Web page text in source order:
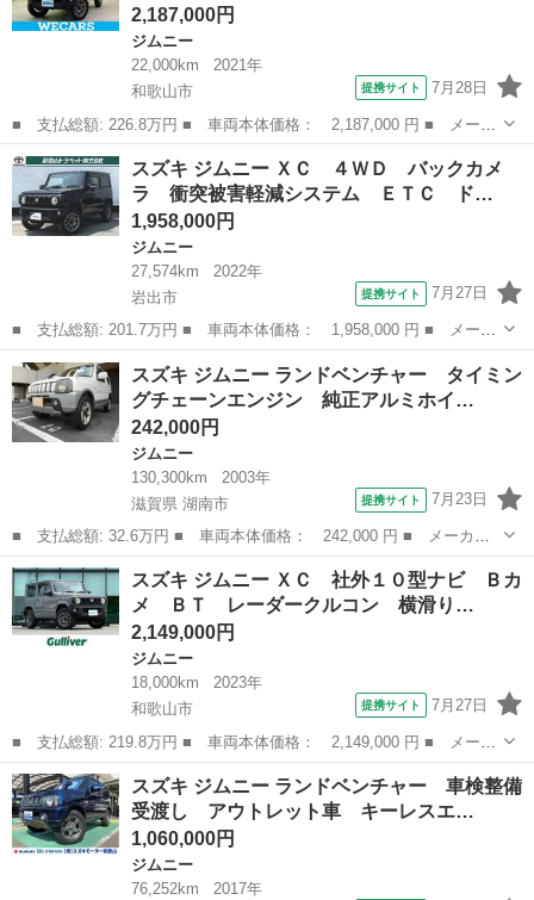
2,187,000円
ジムニー
22,000km
2021年
和歌山市
提携サイト 7月28日
■ 支払総額: 226.8万円 ■ 車両本体価格： 2,187,000 円 ■ メーカ
ー名： スズキ ■ 車種名： ジムニー ■ グレード名： ４ＷＤ
ＸＣ 新品タイヤ／保証書／ディスプレイオーディオ／デュアルカメ
ラブレー...
和歌山 和歌山市 ジムニー
スズキ ジムニー ＸＣ ４ＷＤ バックカメ
ラ 衝突被害軽減システム ＥＴＣ ド…
1,958,000円
ジムニー
27,574km
2022年
岩出市
提携サイト 7月27日
■ 支払総額: 201.7万円 ■ 車両本体価格： 1,958,000 円 ■ メーカ
ー名： スズキ ■ 車種名： ジムニー ■ グレード名： ＸＣ ４
ＷＤ バックカメラ 衝突被害軽減システム ＥＴＣ ドラレコ Ｌ
ＥＤヘッ...
和歌山 岩出市 ジムニー
スズキ ジムニー ランドベンチャー タイミン
グチェーンエンジン 純正アルミホイ…
242,000円
ジムニー
130,300km
2003年
滋賀県 湖南市
提携サイト 7月23日
■ 支払総額: 32.6万円 ■ 車両本体価格： 242,000 円 ■ メーカー
名： スズキ ■ 車種名： ジムニー ■ グレード名： ランドベン
チャー タイミングチェーンエンジン 純正アルミホイール キーレ
ス 電動格納...
滋賀 湖南市 ジムニー
スズキ ジムニー ＸＣ 社外１０型ナビ Ｂカ
メ ＢＴ レーダークルコン 横滑り…
2,149,000円
ジムニー
18,000km
2023年
和歌山市
提携サイト 7月27日
■ 支払総額: 219.8万円 ■ 車両本体価格： 2,149,000 円 ■ メーカ
ー名： スズキ ■ 車種名： ジムニー ■ グレード名： ＸＣ 社
外１０型ナビ Ｂカメ ＢＴ レーダークルコン 横滑り防止 レー
ンキープ...
和歌山 和歌山市 ジムニー
スズキ ジムニー ランドベンチャー 車検整備
受渡し アウトレット車 キーレスエ…
1,060,000円
ジムニー
76,252km
2017年